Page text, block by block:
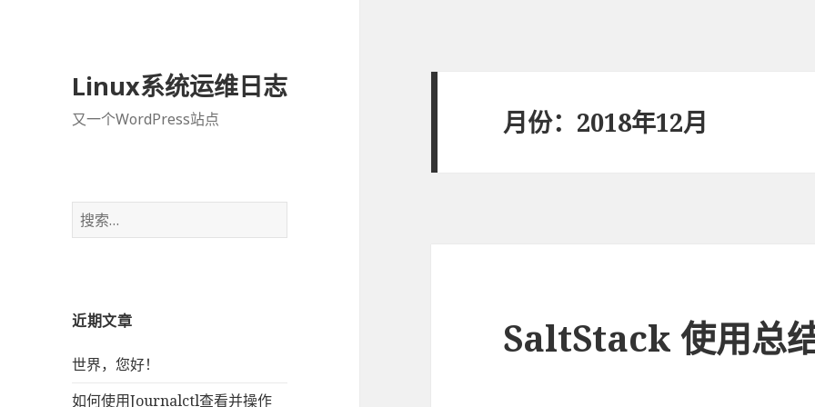
Linux系统运维日志
又一个WordPress站点
搜
索
近期文章
世界，您好！
如何使用Journalctl查看并操作
月份：2018年12月
SaltStack 使用总